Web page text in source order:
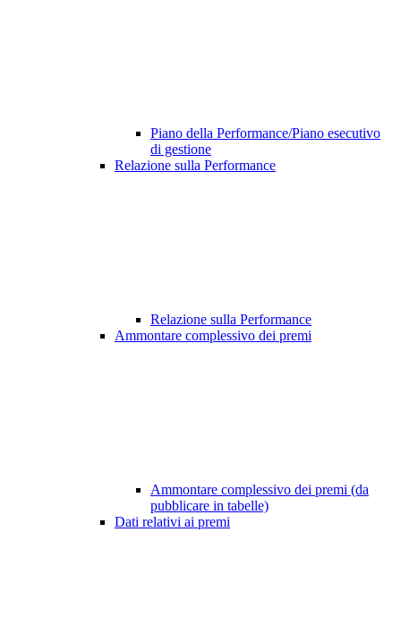
Piano della Performance/Piano esecutivo
di gestione
Relazione sulla Performance
Relazione sulla Performance
Ammontare complessivo dei premi
Ammontare complessivo dei premi (da
pubblicare in tabelle)
Dati relativi ai premi